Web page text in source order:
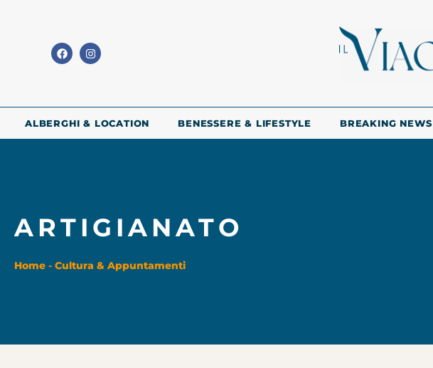
ALBERGHI & LOCATION BENESSERE & LIFESTYLE BREAKING NEWS
ARTIGIANATO
Home - Cultura & Appuntamenti